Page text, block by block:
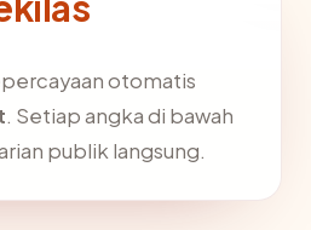
otomatis
. Setiap angka di bawah
publik langsung.